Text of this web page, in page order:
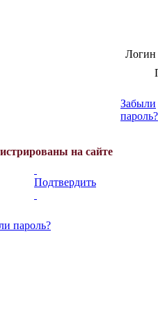
Логин
Забыли
пароль?
на сайте
Подтвердить
пароль?